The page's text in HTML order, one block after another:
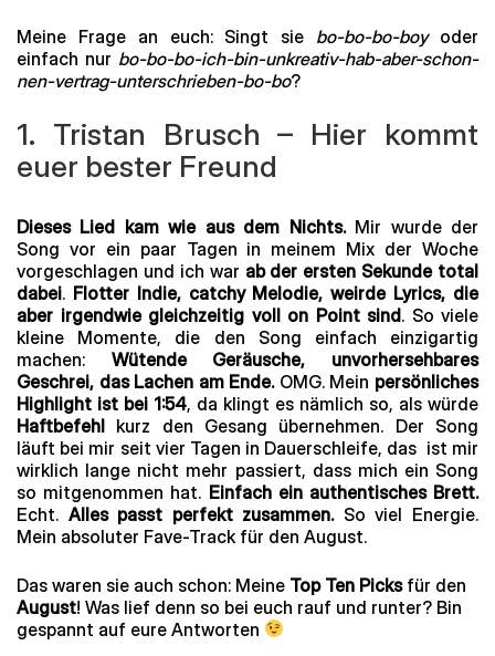
Meine Frage an euch: Singt sie bo-bo-bo-boyoder
einfach nur bo-bo-bo-ich-bin-unkreativ-hab-aber-schon-
nen-vertrag-unterschrieben-bo-bo?
1. Tristan Brusch – Hier kommt
euer bester Freund
Dieses Lied kam wie aus dem Nichts.Mir wurde der
Song vor ein paar Tagen in meinem Mix der Woche
vorgeschlagen und ich war ab der ersten Sekunde total
dabei. Flotter Indie, catchy Melodie, weirde Lyrics, die
aber irgendwie gleichzeitig voll on Point sind. So viele
kleine Momente, die den Song einfach einzigartig
machen: Wütende Geräusche, unvorhersehbares
Geschrei, das Lachen am Ende.OMG. Mein persönliches
Highlight ist bei 1:54, da klingt es nämlich so, als würde
Haftbefehl kurz den Gesang übernehmen. Der Song
läuft bei mir seit vier Tagen in Dauerschleife, das ist mir
wirklich lange nicht mehr passiert, dass mich ein Song
so mitgenommen hat. Einfach ein authentisches Brett.
Echt. Alles passt perfekt zusammen.So viel Energie.
Mein absoluter Fave-Track für den August.
Das waren sie auch schon: Meine Top Ten Picksfür den
August! Was lief denn so bei euch rauf und runter? Bin
gespannt auf eure Antworten